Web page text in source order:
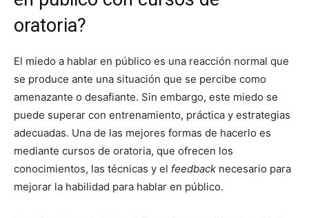
oratoria?
El miedo a hablar en público es una reacción normal que
se produce ante una situación que se percibe como
amenazante o desafiante. Sin embargo, este miedo se
puede superar con entrenamiento, práctica y estrategias
adecuadas. Una de las mejores formas de hacerlo es
mediante cursos de oratoria, que ofrecen los
conocimientos, las técnicas y el feedback necesario para
mejorar la habilidad para hablar en público.